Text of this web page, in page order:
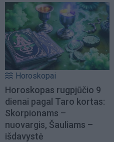
Horoskopai
Horoskopas rugpjūčio 9
dienai pagal Taro kortas:
Skorpionams –
nuovargis, Šauliams –
išdavystė